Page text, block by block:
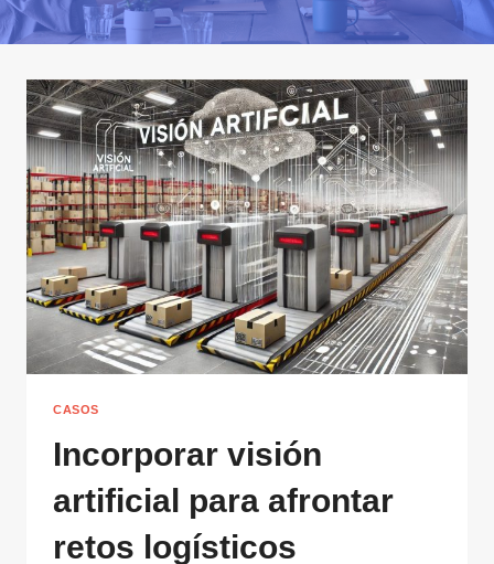
CASOS
Incorporar visión
artificial para afrontar
retos logísticos